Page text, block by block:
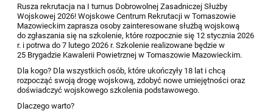
Rusza rekrutacja na I turnus Dobrowolnej Zasadniczej Służby
Wojskowej 2026! Wojskowe Centrum Rekrutacji w Tomaszowie
Mazowieckim zaprasza osoby zainteresowane służbą wojskową
do zgłaszania się na szkolenie, które rozpocznie się 12 stycznia 2026
r. i potrwa do 7 lutego 2026 r. Szkolenie realizowane będzie w
25 Brygadzie Kawalerii Powietrznej w Tomaszowie Mazowieckim.
Dla kogo? Dla wszystkich osób, które ukończyły 18 lat i chcą
rozpocząć swoją drogę wojskową, zdobyć nowe umiejętności oraz
doświadczyć wojskowego szkolenia podstawowego.
Dlaczego warto?